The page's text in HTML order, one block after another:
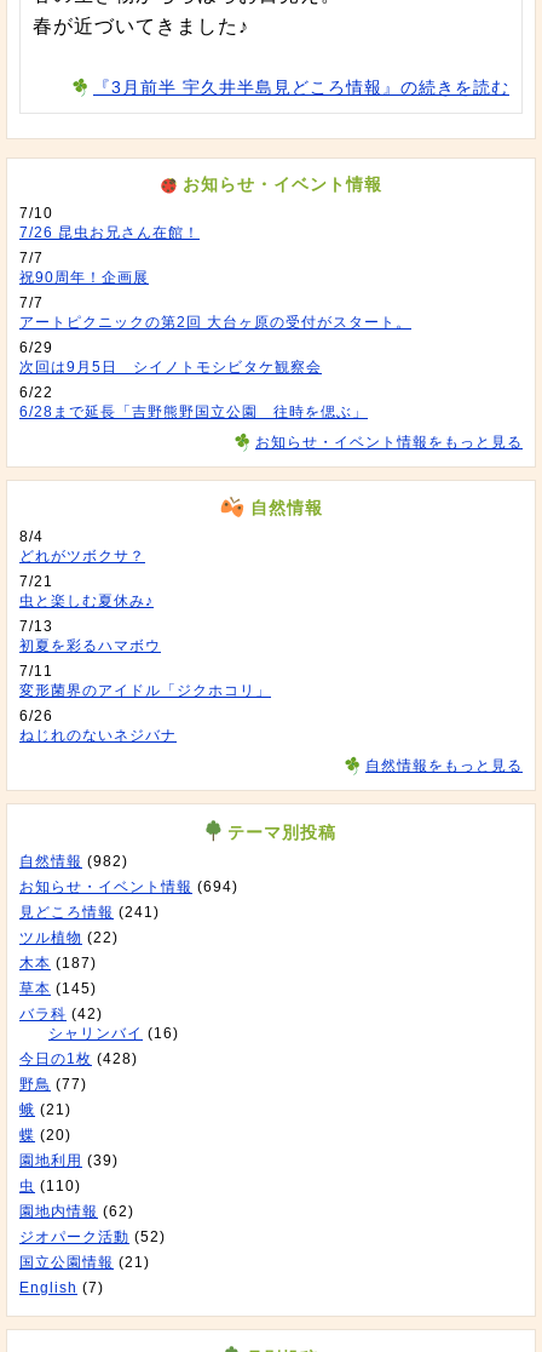
春が近づいてきました♪
『3月前半 宇久井半島見どころ情報』の続きを読む
お知らせ・イベント情報
7/10
7/26 昆虫お兄さん在館！
7/7
祝90周年！企画展
7/7
アートピクニックの第2回 大台ヶ原の受付がスタート。
6/29
次回は9月5日 シイノトモシビタケ観察会
6/22
6/28まで延長「吉野熊野国立公園 往時を偲ぶ」
お知らせ・イベント情報をもっと見る
自然情報
8/4
どれがツボクサ？
7/21
虫と楽しむ夏休み♪
7/13
初夏を彩るハマボウ
7/11
変形菌界のアイドル「ジクホコリ」
6/26
ねじれのないネジバナ
自然情報をもっと見る
テーマ別投稿
自然情報 (982)
お知らせ・イベント情報 (694)
見どころ情報 (241)
ツル植物 (22)
木本 (187)
草本 (145)
バラ科 (42)
シャリンバイ (16)
今日の1枚 (428)
野鳥 (77)
蛾 (21)
蝶 (20)
園地利用 (39)
虫 (110)
園地内情報 (62)
ジオパーク活動 (52)
国立公園情報 (21)
English (7)